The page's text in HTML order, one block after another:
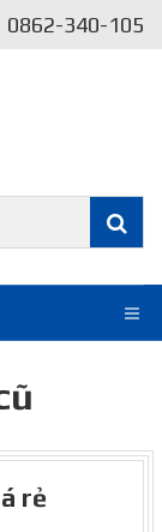
0862-340-105
rẻ